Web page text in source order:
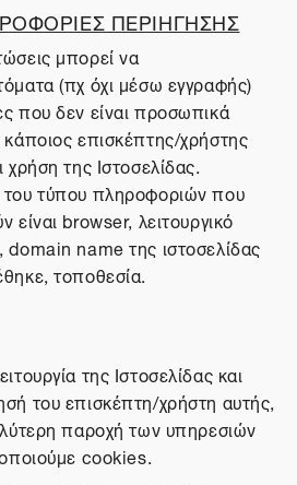
ΠΕΡΙΗΓΗΣΗΣ
μπορεί να
(πχ όχι μέσω εγγραφής)
που δεν είναι προσωπικά
επισκέπτης/χρήστης
χρήση της Ιστοσελίδας.
του τύπου πληροφοριών που
είναι browser, λειτουργικό
name της ιστοσελίδας
τοποθεσία.
της Ιστοσελίδας και
του επισκέπτη/χρήστη αυτής,
παροχή των υπηρεσιών
cookies.